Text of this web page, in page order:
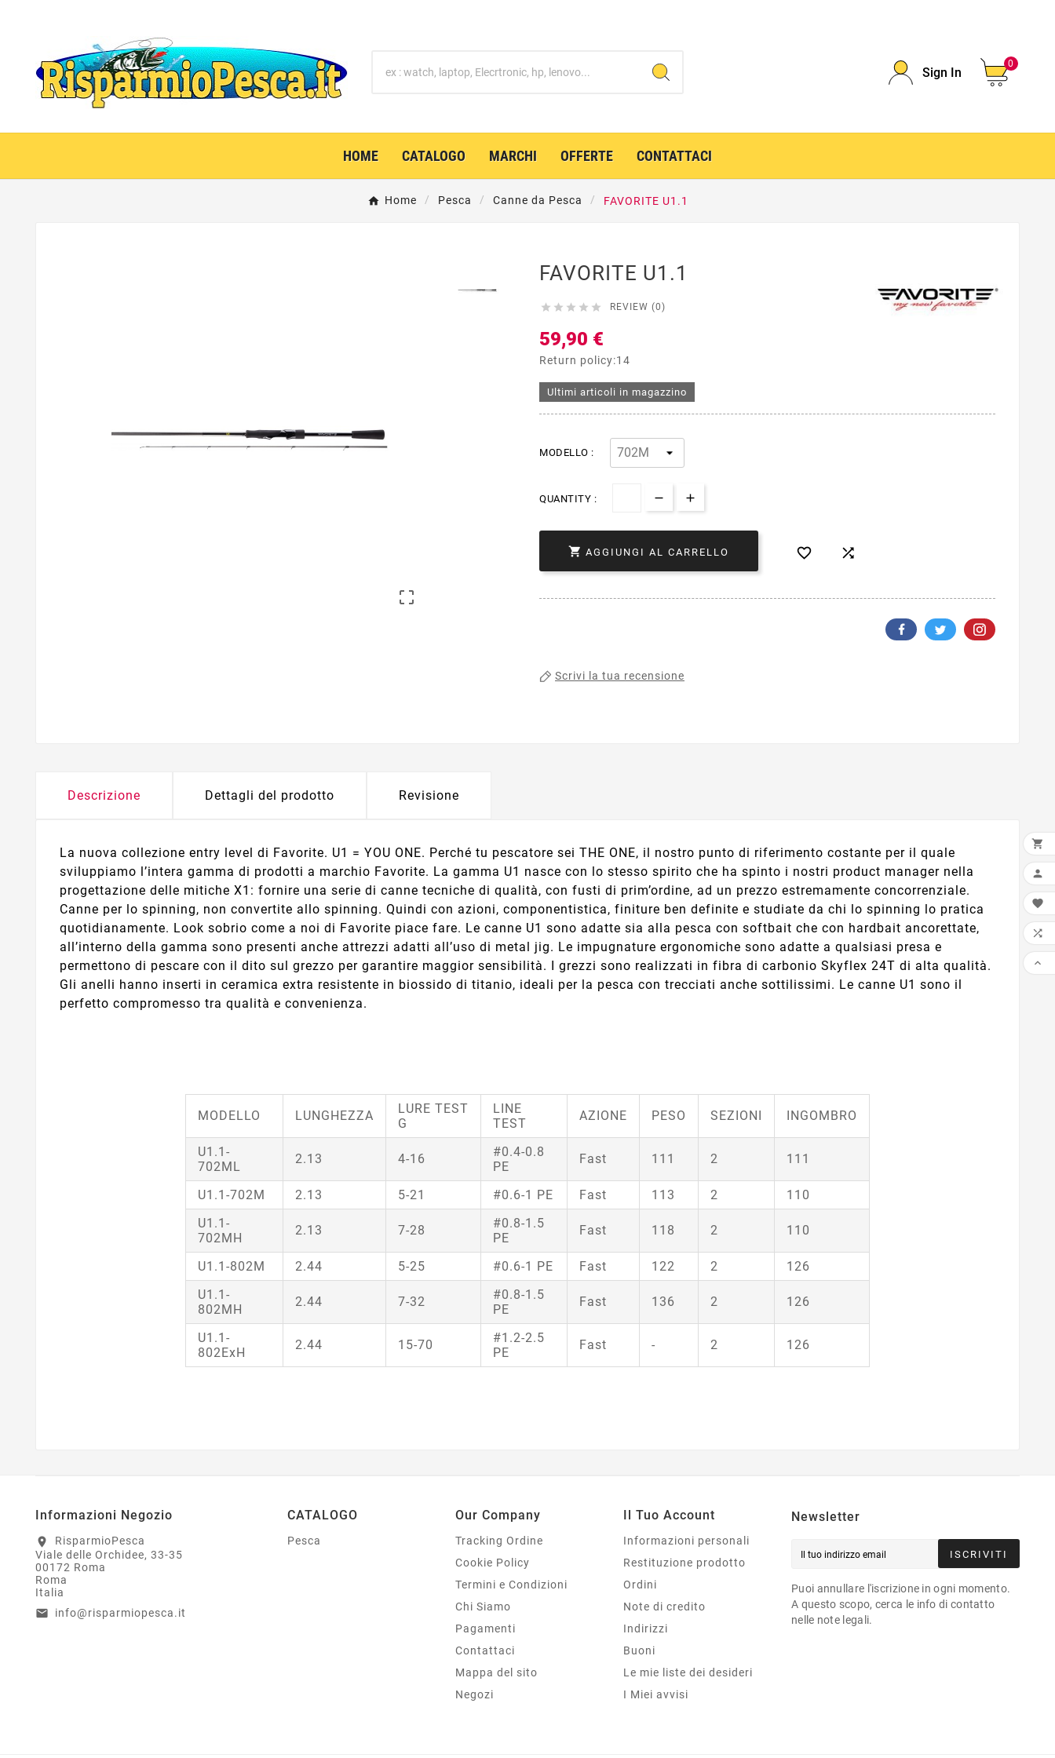
Sign In
0
HOME CATALOGO MARCHI OFFERTE CONTATTACI
Home Pesca Canne da Pesca FAVORITE U1.1

FAVORITE U1.1
     REVIEW (0)
59,90 €
Return policy:14
Ultimi articoli in magazzino
MODELLO :
QUANTITY :
 AGGIUNGI AL CARRELLO  
Scrivi la tua recensione
Descrizione Dettagli del prodotto Revisione
La nuova collezione entry level di Favorite. U1 = YOU ONE. Perché tu pescatore sei THE ONE, il nostro punto di riferimento costante per il quale
sviluppiamo l’intera gamma di prodotti a marchio Favorite. La gamma U1 nasce con lo stesso spirito che ha spinto i nostri product manager nella
progettazione delle mitiche X1: fornire una serie di canne tecniche di qualità, con fusti di prim’ordine, ad un prezzo estremamente concorrenziale.
Canne per lo spinning, non convertite allo spinning. Quindi con azioni, componentistica, finiture ben definite e studiate da chi lo spinning lo pratica
quotidianamente. Look sobrio come a noi di Favorite piace fare. Le canne U1 sono adatte sia alla pesca con softbait che con hardbait ancorettate,
all’interno della gamma sono presenti anche attrezzi adatti all’uso di metal jig. Le impugnature ergonomiche sono adatte a qualsiasi presa e
permettono di pescare con il dito sul grezzo per garantire maggior sensibilità. I grezzi sono realizzati in fibra di carbonio Skyflex 24T di alta qualità.
Gli anelli hanno inserti in ceramica extra resistente in biossido di titanio, ideali per la pesca con trecciati anche sottilissimi. Le canne U1 sono il
perfetto compromesso tra qualità e convenienza.
MODELLO LUNGHEZZA
LURE TEST
G
LINE
TEST
AZIONE PESO SEZIONI INGOMBRO
U1.1-
702ML
2.13 4-16
#0.4-0.8
PE
Fast 111 2 111
U1.1-702M 2.13 5-21 #0.6-1 PE Fast 113 2
110
U1.1-
702MH
2.13 7-28
#0.8-1.5
PE
Fast 118 2 110
U1.1-802M 2.44 5-25 #0.6-1 PE Fast 122 2
126
U1.1-
802MH
2.44 7-32
#0.8-1.5
PE
Fast 136 2 126
U1.1-
802ExH
2.44 15-70
#1.2-2.5
PE
Fast - 2 126
Informazioni Negozio
location_on
RisparmioPesca
Viale delle Orchidee, 33-35
00172 Roma
Roma
Italia
email info@risparmiopesca.it
CATALOGO
Pesca
Our Company
Tracking Ordine
Cookie Policy
Termini e Condizioni
Chi Siamo
Pagamenti
Contattaci
Mappa del sito
Negozi
Il Tuo Account
Informazioni personali
Restituzione prodotto
Ordini
Note di credito
Indirizzi
Buoni
Le mie liste dei desideri
I Miei avvisi
Newsletter
ISCRIVITI
Puoi annullare l'iscrizione in ogni momento.
A questo scopo, cerca le info di contatto
nelle note legali.




